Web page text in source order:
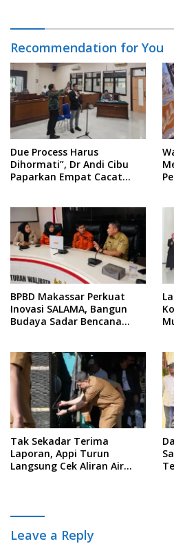
Recommendation for You
Due Process Harus
Dihormati”, Dr Andi Cibu
Paparkan Empat Cacat
BPBD Makassar Perkuat
Inovasi SALAMA, Bangun
Budaya Sadar Bencana
Tak Sekadar Terima
Laporan, Appi Turun
Langsung Cek Aliran Air
Leave a Reply